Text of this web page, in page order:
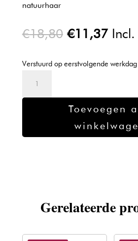
natuurhaar
€18,80
was:
€11,37
is:
Incl.
Verstuurd op eerstvolgende werkdag
Toevoegen
Gerelateerde